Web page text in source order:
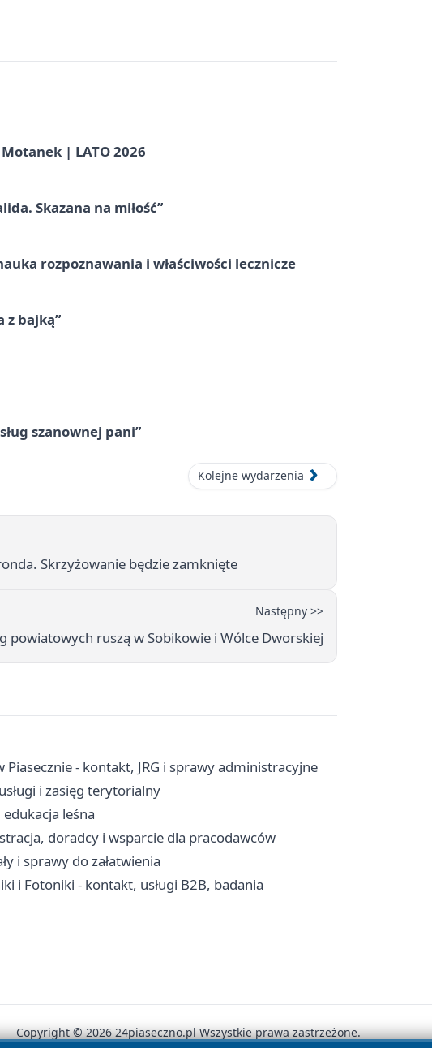
Motanek | LATO 2026
Skazana na miłość”
rozpoznawania i właściwości lecznicze
z bajką”
szanownej pani”
Kolejne wydarzenia
Skrzyżowanie będzie zamknięte
Następny >>
powiatowych ruszą w Sobikowie i Wólce Dworskiej
- kontakt, JRG i sprawy administracyjne
i zasięg terytorialny
leśna
doradcy i wsparcie dla pracodawców
i sprawy do załatwienia
i Fotoniki - kontakt, usługi B2B, badania
Copyright © 2026 24piaseczno.pl Wszystkie prawa zastrzeżone.